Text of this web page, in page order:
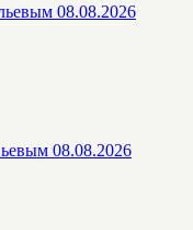
08.08.2026
08.08.2026